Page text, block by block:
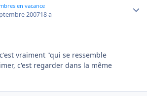
en vacance
200718 a
vraiment "qui se ressemble
c'est regarder dans la même